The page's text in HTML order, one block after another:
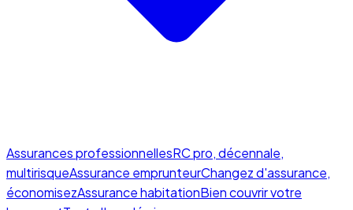
Assurances professionnellesRC pro, décennale,
multirisqueAssurance emprunteurChangez d'assurance,
économisezAssurance habitationBien couvrir votre